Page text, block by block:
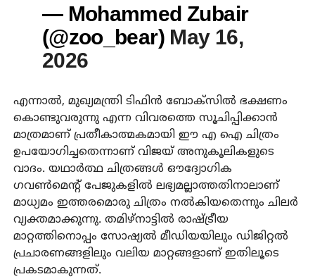
— Mohammed Zubair
(@zoo_bear) May 16,
2026
എന്നാൽ, മുഖ്യമന്ത്രി ടിഫിൻ ബോക്സിൽ ഭക്ഷണം
കൊണ്ടുവരുന്നു എന്ന വിവരത്തെ സൂചിപ്പിക്കാൻ
മാത്രമാണ് പ്രതീകാത്മകമായി ഈ എ ഐ ചിത്രം
ഉപയോഗിച്ചതെന്നാണ് വിജയ് അനുകൂലികളുടെ
വാദം. യഥാർത്ഥ ചിത്രങ്ങൾ ഔദ്യോഗിക
ഗവൺമെന്റ് പേജുകളിൽ ലഭ്യമല്ലാത്തതിനാലാണ്
മാധ്യമം ഇത്തരമൊരു ചിത്രം നൽകിയതെന്നും ചിലർ
വ്യക്തമാക്കുന്നു. തമിഴ്‌നാട്ടിൽ രാഷ്ട്രീയ
മാറ്റത്തിനൊപ്പം സോഷ്യൽ മീഡിയയിലും ഡിജിറ്റൽ
പ്രചാരണങ്ങളിലും വലിയ മാറ്റങ്ങളാണ് ഇതിലൂടെ
പ്രകടമാകുന്നത്.